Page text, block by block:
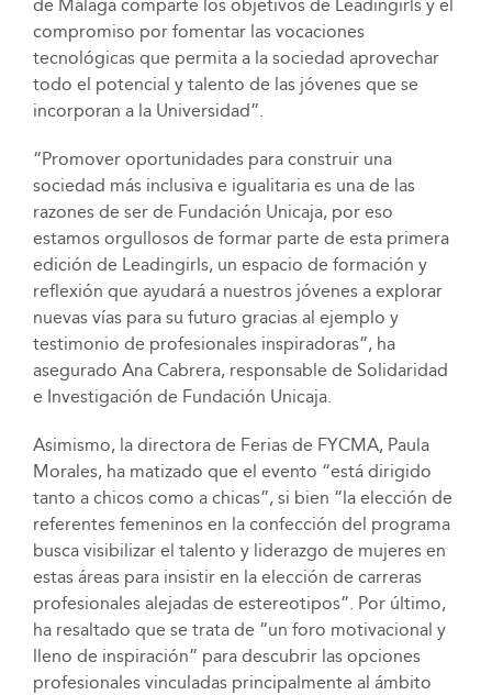
de Málaga comparte los objetivos de Leadingirls y el
compromiso por fomentar las vocaciones
tecnológicas que permita a la sociedad aprovechar
todo el potencial y talento de las jóvenes que se
incorporan a la Universidad”.
“Promover oportunidades para construir una
sociedad más inclusiva e igualitaria es una de las
razones de ser de Fundación Unicaja, por eso
estamos orgullosos de formar parte de esta primera
edición de Leadingirls, un espacio de formación y
reflexión que ayudará a nuestros jóvenes a explorar
nuevas vías para su futuro gracias al ejemplo y
testimonio de profesionales inspiradoras”, ha
asegurado Ana Cabrera, responsable de Solidaridad
e Investigación de Fundación Unicaja.
Asimismo, la directora de Ferias de FYCMA, Paula
Morales, ha matizado que el evento “está dirigido
tanto a chicos como a chicas”, si bien “la elección de
referentes femeninos en la confección del programa
busca visibilizar el talento y liderazgo de mujeres en
estas áreas para insistir en la elección de carreras
profesionales alejadas de estereotipos”. Por último,
ha resaltado que se trata de “un foro motivacional y
lleno de inspiración” para descubrir las opciones
profesionales vinculadas principalmente al ámbito